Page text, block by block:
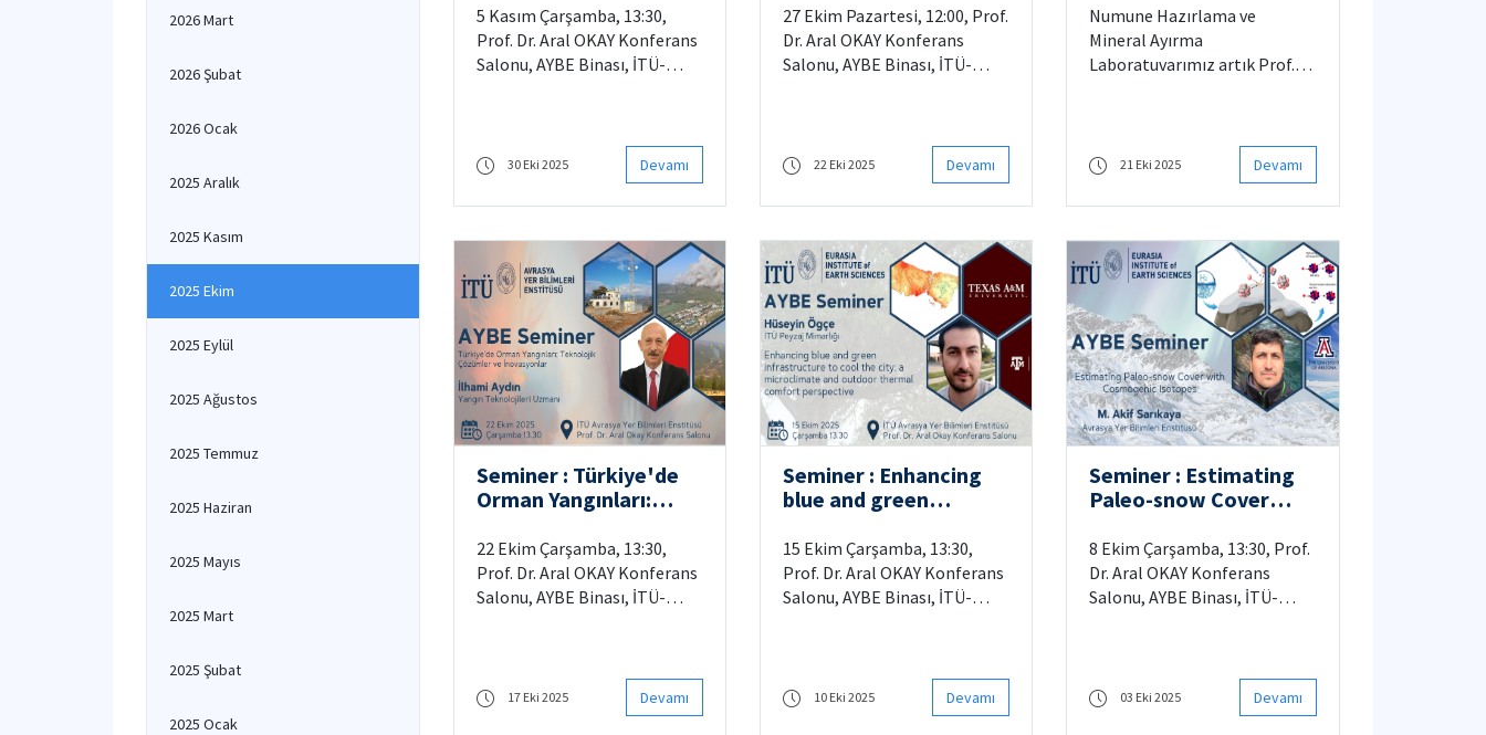
2026 Mart
2026 Şubat
2026 Ocak
2025 Aralık
2025 Kasım
2025 Ekim
2025 Eylül
2025 Ağustos
2025 Temmuz
2025 Haziran
2025 Mayıs
2025 Mart
2025 Şubat
2025 Ocak
Fırsatları
5 Kasım Çarşamba, 13:30,
Prof. Dr. Aral OKAY Konferans
Salonu, AYBE Binası, İTÜ-
30 Eki 2025 Devamı
Export and
Sequestration in the
Global Ocean -
27 Ekim Pazartesi, 12:00, Prof.
Dr. Aral OKAY Konferans
Salonu, AYBE Binası, İTÜ-
22 Eki 2025 Devamı
Onurlandırıldı
Numune Hazırlama ve
Mineral Ayırma
Laboratuvarımız artık Prof.
21 Eki 2025 Devamı
Seminer : Türkiye'de
Orman Yangınları:
ve İnovasyonlar
22 Ekim Çarşamba, 13:30,
Prof. Dr. Aral OKAY Konferans
Salonu, AYBE Binası, İTÜ-
17 Eki 2025 Devamı
Seminer : Enhancing
blue and green
the city: a
microclimate and
outdoor thermal
15 Ekim Çarşamba, 13:30,
Prof. Dr. Aral OKAY Konferans
Salonu, AYBE Binası, İTÜ-
10 Eki 2025 Devamı
Seminer : Estimating
Paleo-snow Cover
Isotopes
8 Ekim Çarşamba, 13:30, Prof.
Dr. Aral OKAY Konferans
Salonu, AYBE Binası, İTÜ-
03 Eki 2025 Devamı